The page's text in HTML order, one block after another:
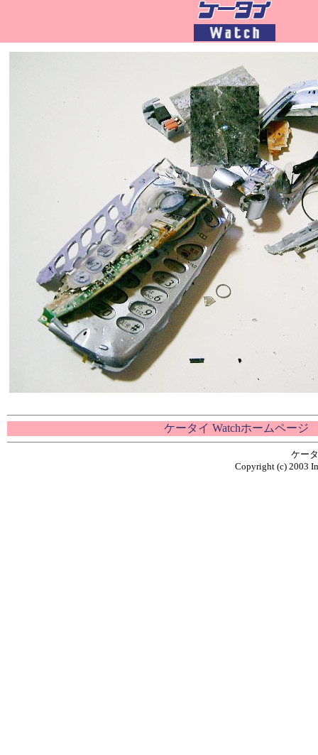
ケータイ Watchホームページ
ケー
Copyright (c) 2003